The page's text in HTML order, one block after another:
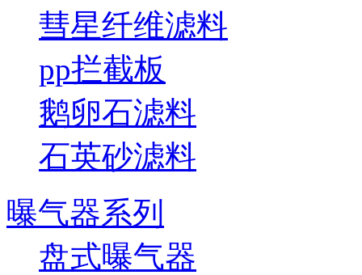
彗星纤维滤料
pp拦截板
鹅卵石滤料
石英砂滤料
曝气器系列
盘式曝气器